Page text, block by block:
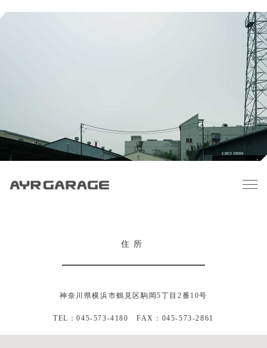
住所
神奈川県横浜市鶴見区駒岡5丁目2番10号
TEL：045-573-4180 FAX：045-573-2861